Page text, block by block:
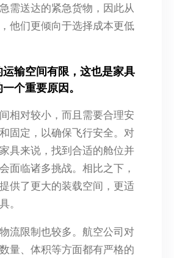
需送达的紧急货物，因此从
他们更倾向于选择成本更低
输空间有限，这也是家具
个重要原因。
相对较小，而且需要合理安
固定，以确保飞行安全。对
具来说，找到合适的舱位并
面临诸多挑战。相比之下，
供了更大的装载空间，更适
。
流限制也较多。航空公司对
量、体积等方面都有严格的